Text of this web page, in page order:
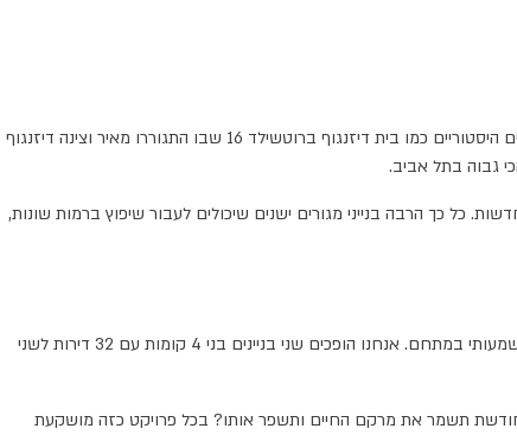
בתל אביב העיר הלבנה, יש מבנים לשימור ויש כאלו טעוני שיפור. בין המבנים לשימור אפשר למצוא בנייני מגורים שמהווים מקור לגאווה מתקופת הבאוהאוס, אתרים היסטוריים כמו בית דיזנגוף ברוטשילד 16 שבו התגוררו מאיר וצינה דיזנגוף
גבוה בתל אביב.
כל כך הרבה בנייני מגורים ישנים שיכולים לעבור שיפוץ ברמות שונות,
כאן אנחנו נכנסים לתמונה, עם פרויקט ההתחדשות העירונית "חלומות TLV" שמוקם ברחוב יפתח בשכונת יד אליהו. הוא נעשה במסגרת תמ"א 38/1 וכולל שינוי משמעותי במתחם. אנחנו הופכים שני בניינים בני 4 קומות עם 32 דירות לשני
תשמר את מרקם החיים ותשפר אותו? בכל פרויקט כזה מושקעת